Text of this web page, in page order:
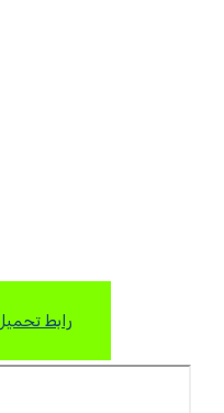
رابط تحميل